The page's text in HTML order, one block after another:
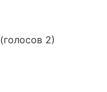
(голосов 2)